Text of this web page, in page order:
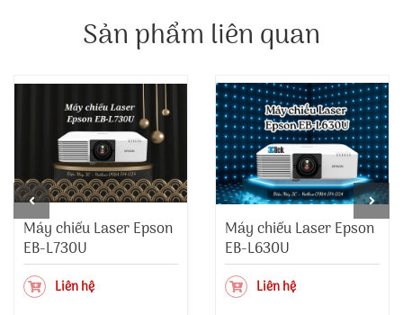
Sản phẩm liên quan
Máy chiếu Laser Epson
EB-L730U
Liên hệ
Máy chiếu Laser Epson
EB-L630U
Liên hệ